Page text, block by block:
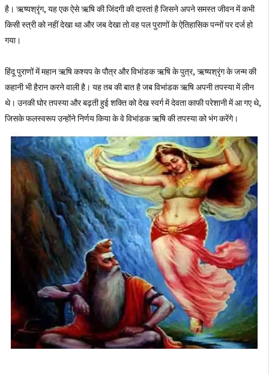
है। ऋष्यश्रृंग, यह एक ऐसे ऋषि की जिंदगी की दास्तां है जिसने अपने समस्त जीवन में कभी
किसी स्त्री को नहीं देखा था और जब देखा तो वह पल पुराणों के ऐतिहासिक पन्नों पर दर्ज हो
गया।
हिंदू पुराणों में महान ऋषि कश्यप के पौत्र और विभांडक ऋषि के पुत्र, ऋष्यश्रृंग के जन्म की
कहानी भी हैरान करने वाली है। यह तब की बात है जब विभांडक ऋषि अपनी तपस्या में लीन
थे। उनकी घोर तपस्या और बढ़ती हुई शक्ति को देख स्वर्ग में देवता काफी परेशानी में आ गए थे,
जिसके फलस्वरूप उन्होंने निर्णय किया के वे विभांडक ऋषि की तपस्या को भंग करेंगे।